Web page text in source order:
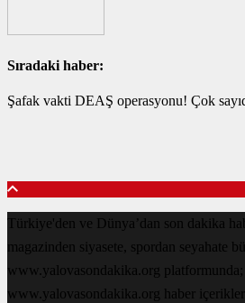
Sıradaki haber:
Şafak vakti DEAŞ operasyonu! Çok
Türkiye'den ve Dünya’dan son dakika
magazinden siyasete, spordan seyahate
www.yalovasondakika.org platformunda;
www.yalovasondakika.org haber